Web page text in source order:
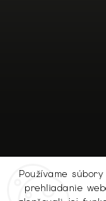
Používame
prehliadanie